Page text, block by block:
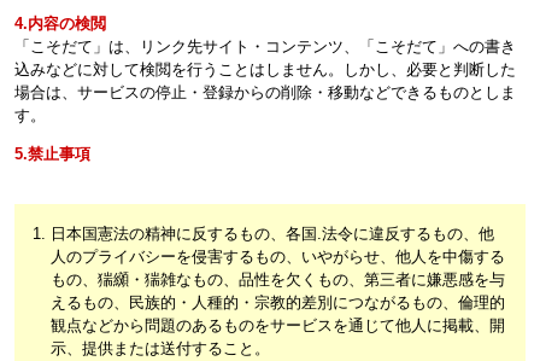
4.内容の検閲
「こそだて」は、リンク先サイト・コンテンツ、「こそだて」への書き
込みなどに対して検閲を行うことはしません。しかし、必要と判断した
場合は、サービスの停止・登録からの削除・移動などできるものとしま
す。
5.禁止事項
日本国憲法の精神に反するもの、各国.法令に違反するもの、他
人のプライバシーを侵害するもの、いやがらせ、他人を中傷する
もの、猯纐・猯雑なもの、品性を欠くもの、第三者に嫌悪感を与
えるもの、民族的・人種的・宗教的差別につながるもの、倫理的
観点などから問題のあるものをサービスを通じて他人に掲載、開
示、提供または送付すること。